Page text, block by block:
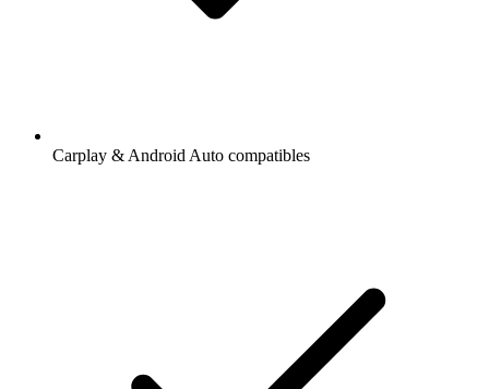
Carplay & Android Auto compatibles